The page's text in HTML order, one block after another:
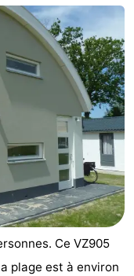
Ce VZ905
plage est à environ